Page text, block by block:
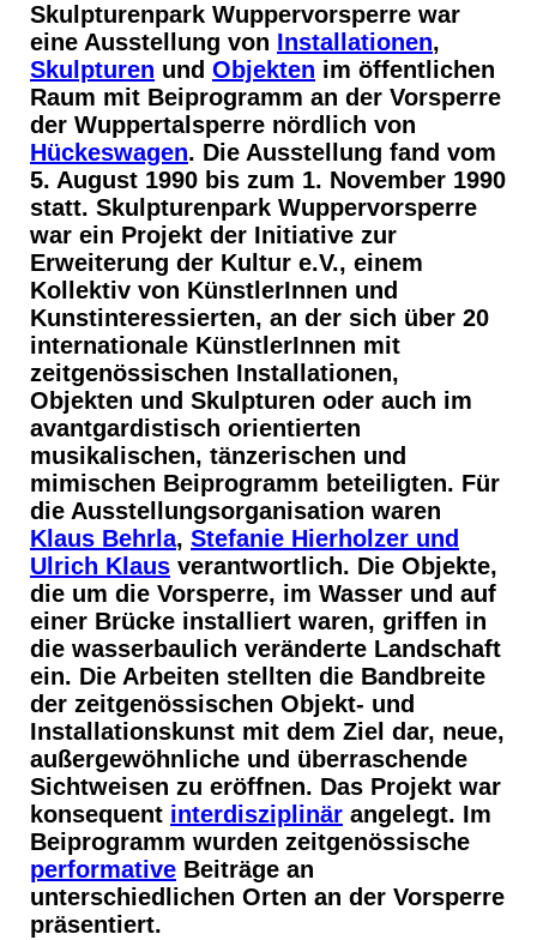
Skulpturenpark Wuppervorsperre war
eine Ausstellung von Installationen,
Skulpturen und Objekten im öffentlichen
Raum mit Beiprogramm an der Vorsperre
der Wuppertalsperre nördlich von
Hückeswagen. Die Ausstellung fand vom
5. August 1990 bis zum 1. November 1990
statt. Skulpturenpark Wuppervorsperre
war ein Projekt der Initiative zur
Erweiterung der Kultur e.V., einem
Kollektiv von KünstlerInnen und
Kunstinteressierten, an der sich über 20
internationale KünstlerInnen mit
zeitgenössischen Installationen,
Objekten und Skulpturen oder auch im
avantgardistisch orientierten
musikalischen, tänzerischen und
mimischen Beiprogramm beteiligten. Für
die Ausstellungsorganisation waren
Klaus Behrla, Stefanie Hierholzer und
Ulrich Klaus verantwortlich. Die Objekte,
die um die Vorsperre, im Wasser und auf
einer Brücke installiert waren, griffen in
die wasserbaulich veränderte Landschaft
ein. Die Arbeiten stellten die Bandbreite
der zeitgenössischen Objekt- und
Installationskunst mit dem Ziel dar, neue,
außergewöhnliche und überraschende
Sichtweisen zu eröffnen. Das Projekt war
konsequent interdisziplinär angelegt. Im
Beiprogramm wurden zeitgenössische
performative Beiträge an
unterschiedlichen Orten an der Vorsperre
präsentiert.